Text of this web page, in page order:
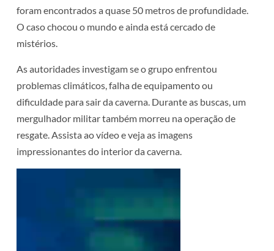
foram encontrados a quase 50 metros de profundidade.
O caso chocou o mundo e ainda está cercado de
mistérios.
As autoridades investigam se o grupo enfrentou
problemas climáticos, falha de equipamento ou
dificuldade para sair da caverna. Durante as buscas, um
mergulhador militar também morreu na operação de
resgate. Assista ao vídeo e veja as imagens
impressionantes do interior da caverna.